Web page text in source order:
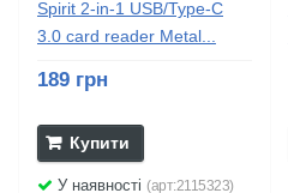
Spirit 2-in-1 USB/Type-C
3.0 card reader Metal...
189 грн
Купити
У наявності (арт:2115323)